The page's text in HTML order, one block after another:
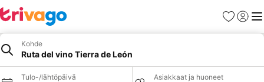
Suosikit
Kohde
Ruta del vino Tierra de León
Tulo-/lähtöpäivä Asiakkaat ja huoneet